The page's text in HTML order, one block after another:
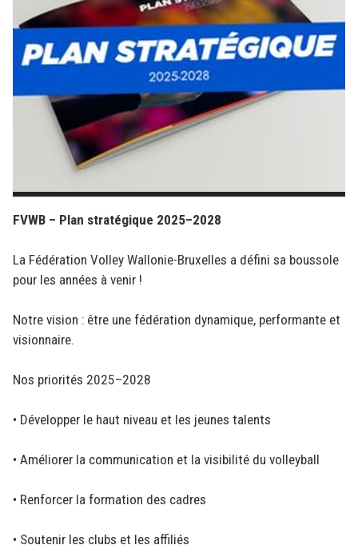
FVWB – Plan stratégique 2025–2028
La Fédération Volley Wallonie-Bruxelles a défini sa boussole
pour les années à venir !
Notre vision : être une fédération dynamique, performante et
visionnaire.
Nos priorités 2025–2028
• Développer le haut niveau et les jeunes talents
• Améliorer la communication et la visibilité du volleyball
• Renforcer la formation des cadres
• Soutenir les clubs et les affiliés